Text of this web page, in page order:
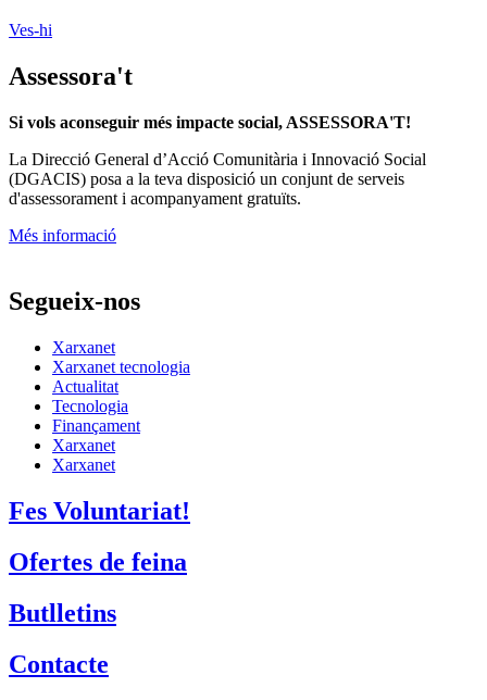
Ves-hi
Assessora't
Si vols aconseguir més impacte social, ASSESSORA'T!
La Direcció General d’Acció Comunitària i Innovació Social
(DGACIS) posa a la teva disposició un conjunt de serveis
d'assessorament i acompanyament gratuïts.
Més informació
Segueix-nos
Xarxanet
Xarxanet tecnologia
Actualitat
Tecnologia
Finançament
Xarxanet
Xarxanet
Fes Voluntariat!
Ofertes de feina
Butlletins
Contacte